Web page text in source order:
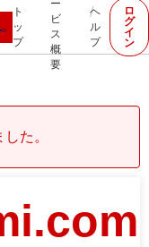
ト
ッ
プ
ー
ビ
ス
概
要
ヘ
ル
プ
ロ
グ
イ
ン
た。